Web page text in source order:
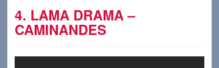
4. LAMA DRAMA –
CAMINANDES